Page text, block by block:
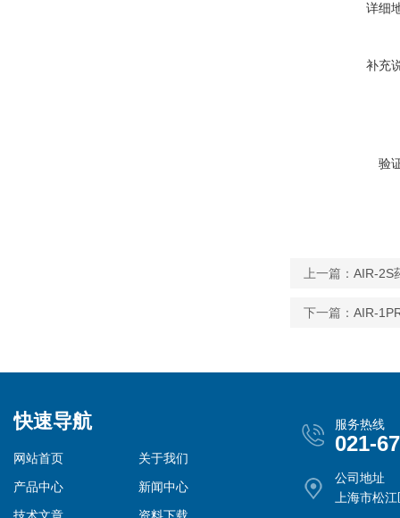
详细
补充
验
上一篇： AIR-2S
下一篇： AIR-
快速导航
网站首页
关于我们
产品中心
新闻中心
服务热线
021-
公司地址
上海市松